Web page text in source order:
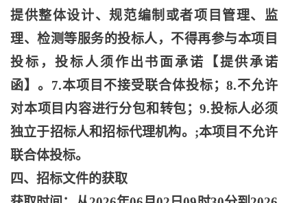
提供整体设计、规范编制或者项目管理、监
理、检测等服务的投标人，不得再参与本项目
投标，投标人须作出书面承诺【提供承诺
函】。7.本项目不接受联合体投标；8.不允许
对本项目内容进行分包和转包；9.投标人必须
独立于招标人和招标代理机构。;本项目不允许
联合体投标。
四、招标文件的获取